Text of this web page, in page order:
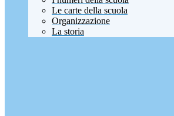
Le carte della scuola
Organizzazione
La storia